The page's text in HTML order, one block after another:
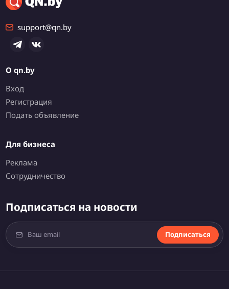
support@qn.by
О qn.by
Вход
Регистрация
Подать объявление
Для бизнеса
Реклама
Сотрудничество
Подписаться на новости
Подписаться